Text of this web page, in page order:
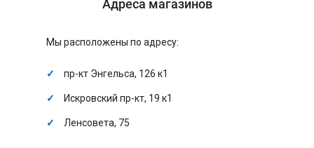
Адреса магазинов
Мы расположены по адресу:
пр-кт Энгельса, 126 к1
Искровский пр-кт, 19 к1
Ленсовета, 75